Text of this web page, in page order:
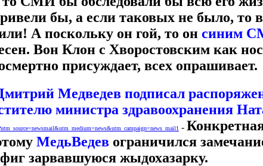
бы, а если таковых не было, то
А поскольку он гой, то онсиним
Вон Клон с Хворостовским как
присуждает, всех опрашивает.
Медведев подписал
министра здравоохранения
-
МедьВедев ограничился
зарвавшуюся жыдохазарку.